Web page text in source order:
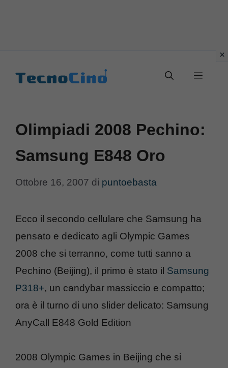
Menu
Olimpiadi 2008 Pechino:
Samsung E848 Oro
Ottobre 16, 2007 di puntoebasta
Ecco il secondo cellulare che Samsung ha
pensato e dedicato agli Olympic Games
2008 che si terranno, come tutti sanno a
Pechino (Beijing), il primo è stato il Samsung
P318+, un candybar massiccio e compatto;
ora è il turno di uno slider delicato: Samsung
AnyCall E848 Gold Edition
2008 Olympic Games in Beijing che si